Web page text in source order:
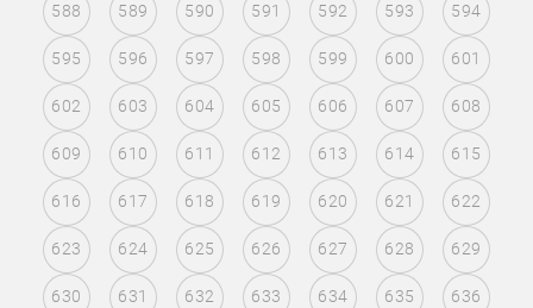
588 589 590 591 592 593 594
595 596 597 598 599 600 601
602 603 604 605 606 607 608
609 610 611 612 613 614 615
616 617 618 619 620 621 622
623 624 625 626 627 628 629
630 631 632 633 634 635 636